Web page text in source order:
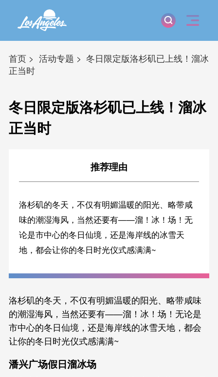
首页 活动专题
冬日限定版洛杉矶已上线！溜冰
正当时
冬日限定版洛杉矶已上线！溜冰
正当时
推荐理由
洛杉矶的冬天，不仅有明媚温暖的阳光、略带咸
味的潮湿海风，当然还要有——溜！冰！场！无
论是市中心的冬日仙境，还是海岸线的冰雪天
地，都会让你的冬日时光仪式感满满~
洛杉矶的冬天，不仅有明媚温暖的阳光、略带咸味
的潮湿海风，当然还要有——溜！冰！场！无论是
市中心的冬日仙境，还是海岸线的冰雪天地，都会
让你的冬日时光仪式感满满~
潘兴广场假日溜冰场